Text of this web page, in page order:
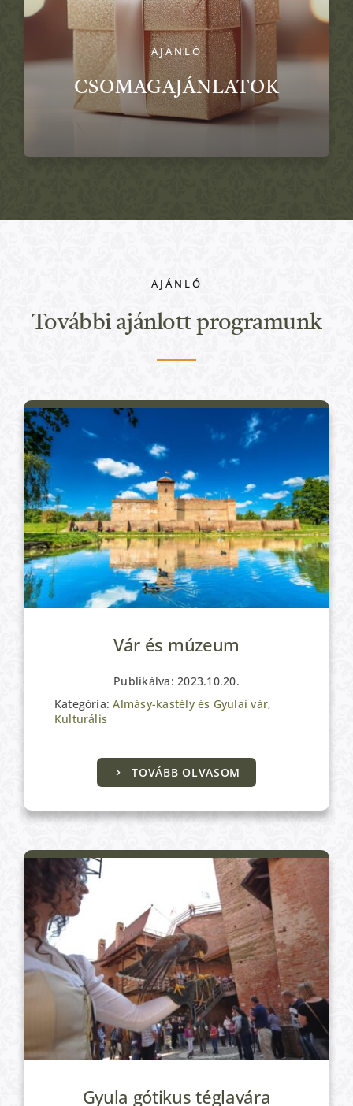
AJÁNLÓ
CSOMAGAJÁNLATOK
AJÁNLÓ
További ajánlott programunk
Almásy-kastély és Gyulai vár Kulturális
Vár és múzeum
Publikálva: 2023.10.20.
Kategória:Almásy-kastély és Gyulai vár,
Kulturális
TOVÁBB OLVASOM
Almásy-kastély és Gyulai vár
Gyula gótikus téglavára